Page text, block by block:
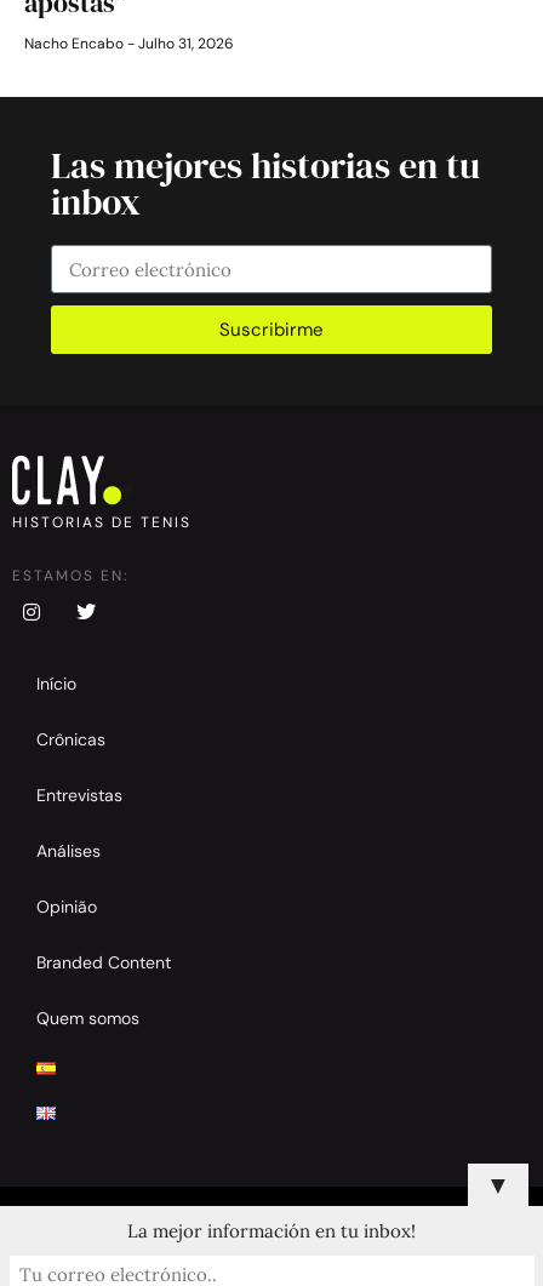
Nacho Encabo Julho 31, 2026
Las mejores historias en tu
inbox
Suscribirme
HISTORIAS DE TENIS
ESTAMOS EN:
Início
Crônicas
Entrevistas
Análises
Opinião
Branded Content
Quem somos
© 2024 Copyrights by Clay Tennis. All Rights Reserved.
▼
La mejor información en tu inbox!